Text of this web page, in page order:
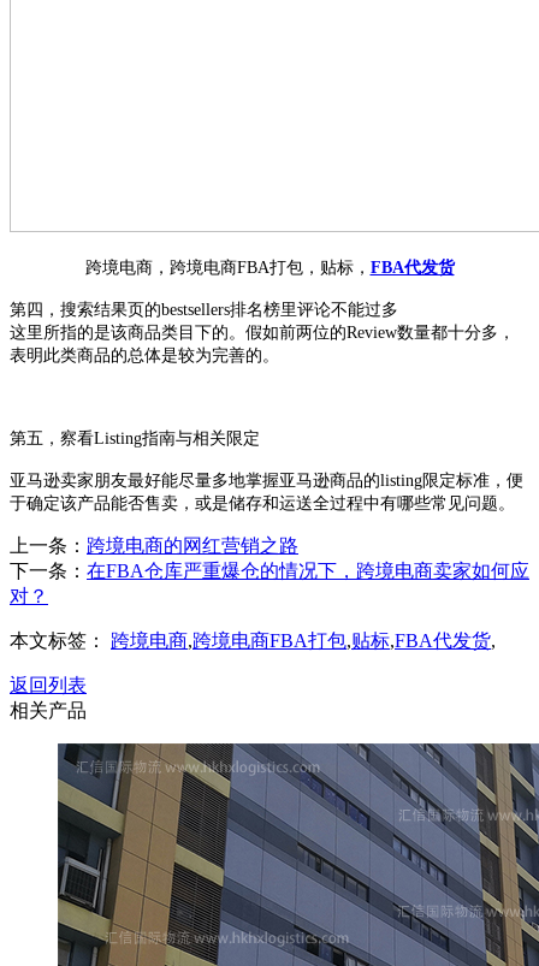
跨境电商，跨境电商FBA打包，贴标， FBA代发货
第四，搜索结果页的bestsellers排名榜里评论不能过多
这里所指的是该商品类目下的。假如前两位的Review数量都十分多，
表明此类商品的总体是较为完善的。
第五， 察看Listing指南与相关限定
亚马逊卖家朋友最好能尽量多地掌握亚马逊商品的listing限定标准，便
于确定该产品能否售卖，或是储存和运送全过程中有哪些常见问题。
上一条： 跨境电商的网红营销之路
下一条： 在FBA仓库严重爆仓的情况下，跨境电商卖家如何应
对？
本文标签： 跨境电商,跨境电商FBA打包,贴标,FBA代发货,
返回列表
相关产品